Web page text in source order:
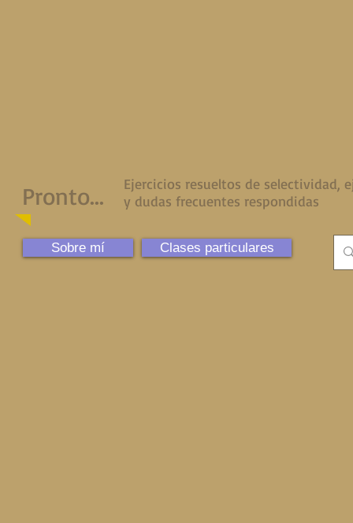
Ejercicios resueltos de selectividad,
y dudas frecuentes respondidas
Pronto...
Sobre mí Clases particulares